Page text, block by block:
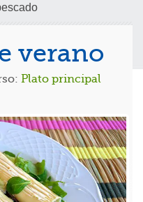
verano
Plato principal